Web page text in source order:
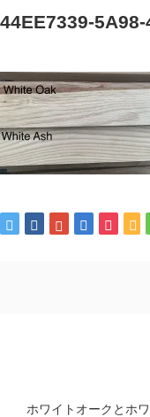
44EE7339-
ホワイトオークとホ